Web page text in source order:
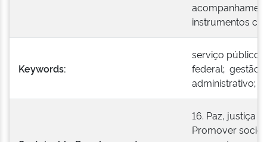
instrumentos
Keywords:
serviço público;
federal; gestão
administrativo;
16. Paz, justiça
Promover